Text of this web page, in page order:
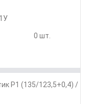
0 шт.
Р1 (135/123,5+0,4) /